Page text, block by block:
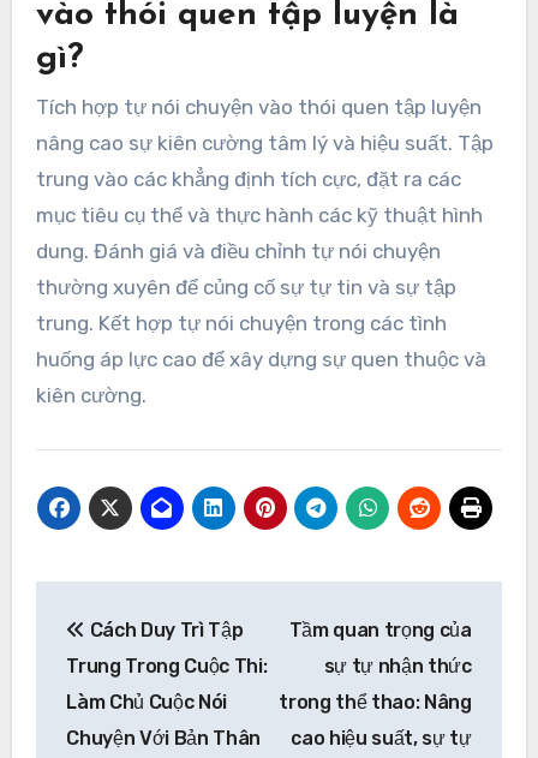
Cuối cùng, việc cung cấp phản hồi về tự nói
cường sự tự tin. Bằng cách tích hợp những
Các phương pháp tốt nhất
để tích hợp tự nói chuyện
gì?
Tích hợp tự nói chuyện vào thói quen tập luyện
mục tiêu cụ thể và thực hành các kỹ thuật hình
dung. Đánh giá và điều chỉnh tự nói chuyện
thường xuyên để củng cố sự tự tin và sự tập
trung. Kết hợp tự nói chuyện trong các tình